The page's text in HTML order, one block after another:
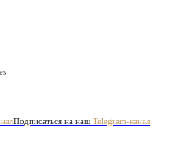
Подписаться на наш Telegram-канал